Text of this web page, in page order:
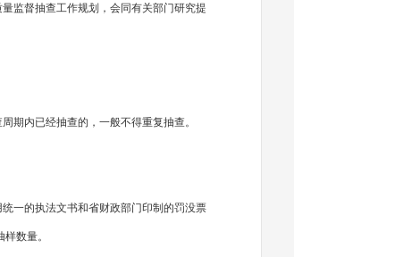
监督抽查工作规划，会同有关部门研究提
内已经抽查的，一般不得重复抽查。
一的执法文书和省财政部门印制的罚没票
数量。